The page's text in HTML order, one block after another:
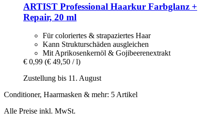
ARTIST Professional Haarkur Farbglanz +
Repair, 20 ml
Für coloriertes & strapaziertes Haar
Kann Strukturschäden ausgleichen
Mit Aprikosenkernöl & Gojibeerenextrakt
€ 0,99 (€ 49,50 / l)
Zustellung bis 11. August
Conditioner, Haarmasken & mehr: 5 Artikel
Alle Preise inkl. MwSt.